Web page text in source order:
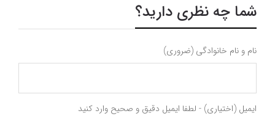
شما چه نظری دارید؟
نام و نام خانوادگی (ضروری)
ایمیل (اختیاری) - لطفا ایمیل دقیق و صحیح وارد کنید